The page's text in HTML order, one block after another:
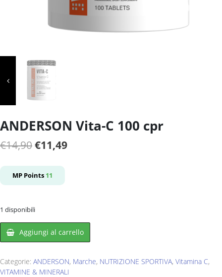
ANDERSON Vita-C 100 cpr
€14,90Il
originale
€14,90.
€11,49Il
MP Points 11
1 disponibili
Aggiungi al carrello
Categorie: ANDERSON, Marche, NUTRIZIONE SPORTIVA, Vitamina C,
VITAMINE & MINERALI